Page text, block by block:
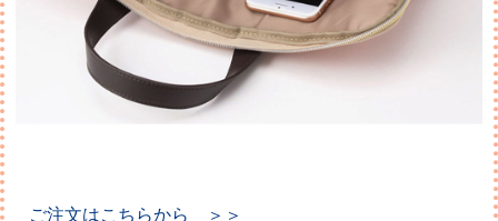
ご注文はこちらから ＞＞